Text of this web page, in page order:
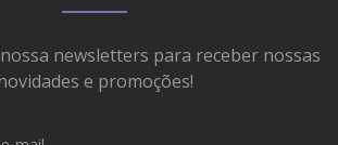
newsletters para receber nossas
e promoções!